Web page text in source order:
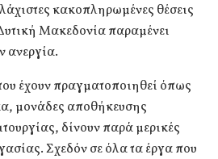
κακοπληρωμένες θέσεις
Μακεδονία παραμένει
ανεργία.
έχουν πραγματοποιηθεί όπως
μονάδες αποθήκευσης
δίνουν παρά μερικές
Σχεδόν σε όλα τα έργα που